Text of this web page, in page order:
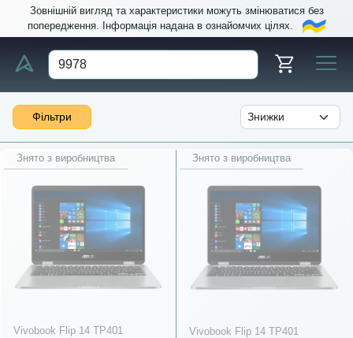
Зовнішній вигляд та характеристики можуть змінюватися без
попередження. Інформація надана в ознайомчих цілях.
Фільтри
Знято з виробництва
Vivobook Flip 14 TP401
Знято з виробництва
Vivobook Flip 14 TP401